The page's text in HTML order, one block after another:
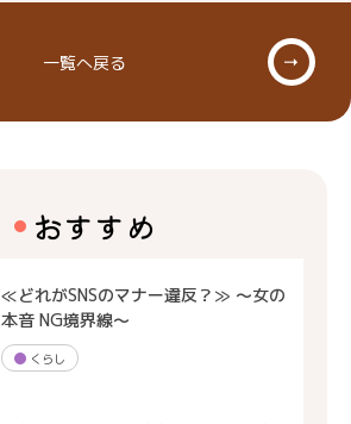
一覧へ戻る
おすすめ
≪どれがSNSのマナー違反？≫ 〜女の
本音 NG境界線〜
くらし